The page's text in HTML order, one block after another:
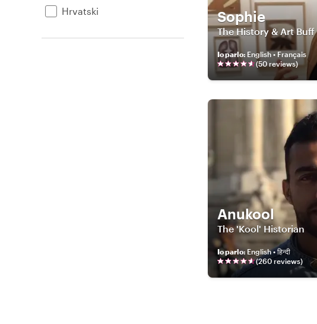
Hrvatski Sophie
The History & Art Buff
Io parlo: English • Français
(50 reviews)
Anukool
The 'Kool' Historian
Io parlo: English • हिन्दी
(260 reviews)